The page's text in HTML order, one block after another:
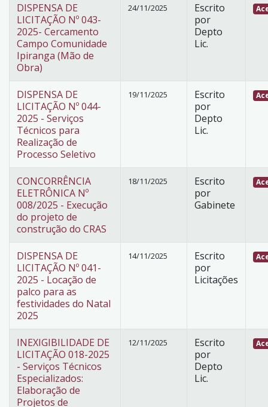
DISPENSA DE
LICITAÇÃO Nº 043-
2025- Cercamento
Campo Comunidade
Ipiranga (Mão de
Obra)
24/11/2025
Escrito
por
Depto
Lic.
DISPENSA DE
LICITAÇÃO Nº 044-
2025 - Serviços
Técnicos para
Realização de
Processo Seletivo
19/11/2025
Escrito
por
Depto
Lic.
CONCORRÊNCIA
ELETRÔNICA Nº
008/2025 - Execução
do projeto de
construção do CRAS
18/11/2025
Escrito
por
Gabinete
DISPENSA DE
LICITAÇÃO Nº 041-
2025 - Locação de
palco para as
festividades do Natal
2025
14/11/2025
Escrito
por
Licitações
INEXIGIBILIDADE DE
LICITAÇÃO 018-2025
- Serviços Técnicos
Especializados:
Elaboração de
Projetos de
12/11/2025
Escrito
por
Depto
Lic.